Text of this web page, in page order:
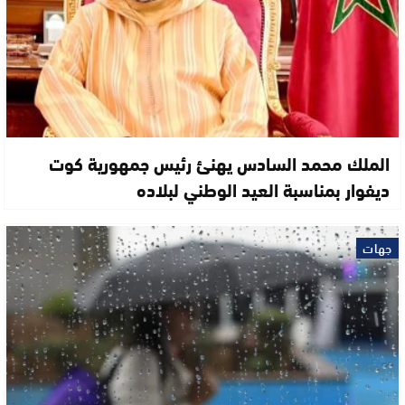
الملك محمد السادس يهنئ رئيس جمهورية كوت
ديفوار بمناسبة العيد الوطني لبلاده
جهات